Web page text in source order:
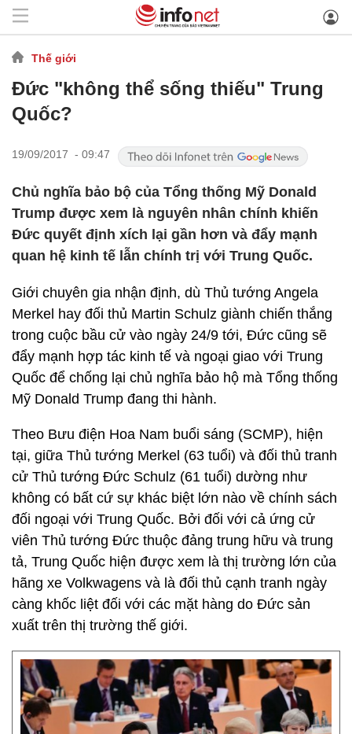
Thế giới
Đức "không thể sống thiếu" Trung
Quốc?
19/09/2017 - 09:47
Chủ nghĩa bảo bộ của Tổng thống Mỹ Donald
Trump được xem là nguyên nhân chính khiến
Đức quyết định xích lại gần hơn và đẩy mạnh
quan hệ kinh tế lẫn chính trị với Trung Quốc.
Giới chuyên gia nhận định, dù Thủ tướng Angela
Merkel hay đối thủ Martin Schulz giành chiến thắng
trong cuộc bầu cử vào ngày 24/9 tới, Đức cũng sẽ
đẩy mạnh hợp tác kinh tế và ngoại giao với Trung
Quốc để chống lại chủ nghĩa bảo hộ mà Tổng thống
Mỹ Donald Trump đang thi hành.
Theo Bưu điện Hoa Nam buổi sáng (SCMP), hiện
tại, giữa Thủ tướng Merkel (63 tuổi) và đối thủ tranh
cử Thủ tướng Đức Schulz (61 tuổi) dường như
không có bất cứ sự khác biệt lớn nào về chính sách
đối ngoại với Trung Quốc. Bởi đối với cả ứng cử
viên Thủ tướng Đức thuộc đảng trung hữu và trung
tả, Trung Quốc hiện được xem là thị trường lớn của
hãng xe Volkwagens và là đối thủ cạnh tranh ngày
càng khốc liệt đối với các mặt hàng do Đức sản
xuất trên thị trường thế giới.